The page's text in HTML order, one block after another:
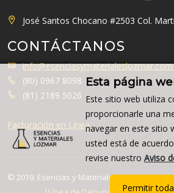
Esta página
Este sitio web utiliza
proporcionarle una
navegar en este sitio
usted está de
revise nuestro Aviso
Permitir
José Santos Chocano #2503 Col.
CONTÁCTANOS
info@esenciasymaterialeslozmar.com
(80) 0967 8098
(81) 2189 5026
Facturación en Línea
© 2019. Esencias y Materiales Lozmar.